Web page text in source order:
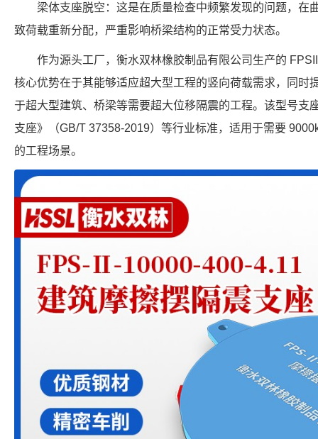
梁体支座脱空：这是在质量检查中频繁发现的问题，在
致荷载重新分配，严重影响桥梁结构的正常受力状态。
作为源头工厂，衡水双林橡胶制品有限公司生产的
核心优势在于其能够适应超大型工程的竖向荷载需求，同时
于超大型建筑、桥梁等需要超大位移隔震的工程。该型号支
支座》（GB/T 37358-2019）等行业标准，适用于需要
的工程场景。